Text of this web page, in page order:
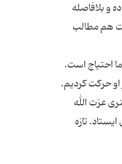
و بلافاصله
هم مطالب
احتیاج است.
حرکت کردیم.
عزت الله
تازه